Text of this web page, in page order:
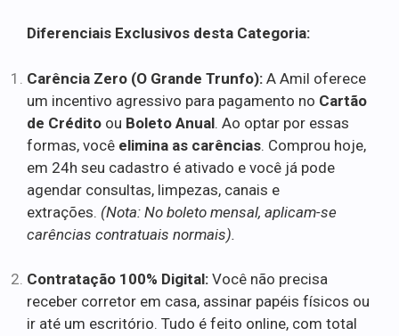
Diferenciais Exclusivos desta Categoria:
Carência Zero (O Grande Trunfo): A Amil oferece
um incentivo agressivo para pagamento no Cartão
de Crédito ou Boleto Anual. Ao optar por essas
formas, você elimina as carências. Comprou hoje,
em 24h seu cadastro é ativado e você já pode
agendar consultas, limpezas, canais e
extrações. (Nota: No boleto mensal, aplicam-se
carências contratuais normais).
Contratação 100% Digital: Você não precisa
receber corretor em casa, assinar papéis físicos ou
ir até um escritório. Tudo é feito online, com total